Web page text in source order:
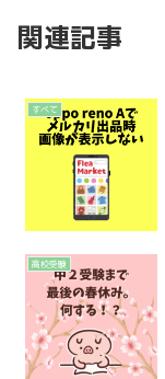
関連記事
すべて
高校受験